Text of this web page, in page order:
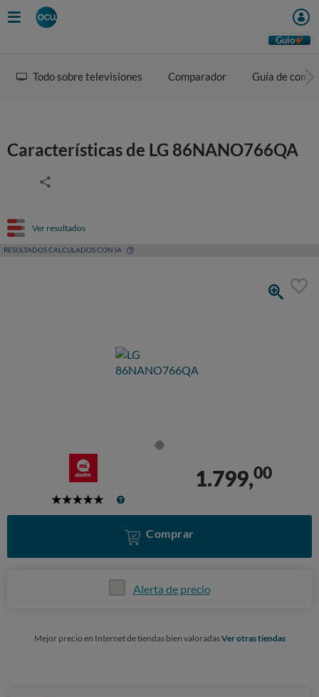
Guio
Todo sobre televisiones Comparador Guía de
Características de LG 86NANO766QA
Ver resultados
RESULTADOS CALCULADOS CON IA
5
1.799,00
Comprar
Alerta de precio
Mejor precio en Internet de tiendas bien valoradasVer otras tiendas